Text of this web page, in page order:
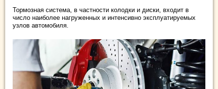
Тормозная система, в частности колодки и диски, входит в
число наиболее нагруженных и интенсивно эксплуатируемых
узлов автомобиля.